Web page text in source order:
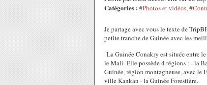
Catégories : #Photos et vidéos,
Je partage avec vous le texte de
petite tranche de Guinée avec les
"La Guinée Conakry est située entre
le Mali. Elle possède 4 régions : - la
Guinée, région montagneuse, avec le
ville Kankan - la Guinée Forestière.